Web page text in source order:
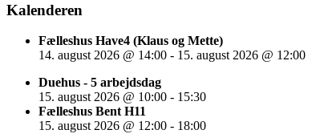
Kalenderen
Fælleshus Have4 (Klaus og Mette)
14. august 2026 @ 14:00 - 15. august 2026 @ 12:00
Duehus - 5 arbejdsdag
15. august 2026 @ 10:00 - 15:30
Fælleshus Bent H11
15. august 2026 @ 12:00 - 18:00